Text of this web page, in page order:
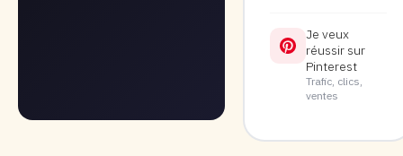
Je veux
réussir sur
Pinterest
Trafic, clics,
ventes